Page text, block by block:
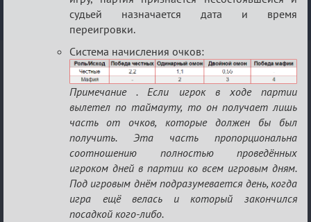
судьей назначается дата и время
переигровки.
Система начисления очков:
Примечание . Если игрок в ходе партии
вылетел по таймауту, то он получает лишь
часть от очков, которые должен бы был
получить. Эта часть пропорциональна
соотношению полностью проведённых
игроком дней в партии ко всем игровым дням.
Под игровым днём подразумевается день, когда
игра ещё велась и который закончился
посадкой кого-либо.